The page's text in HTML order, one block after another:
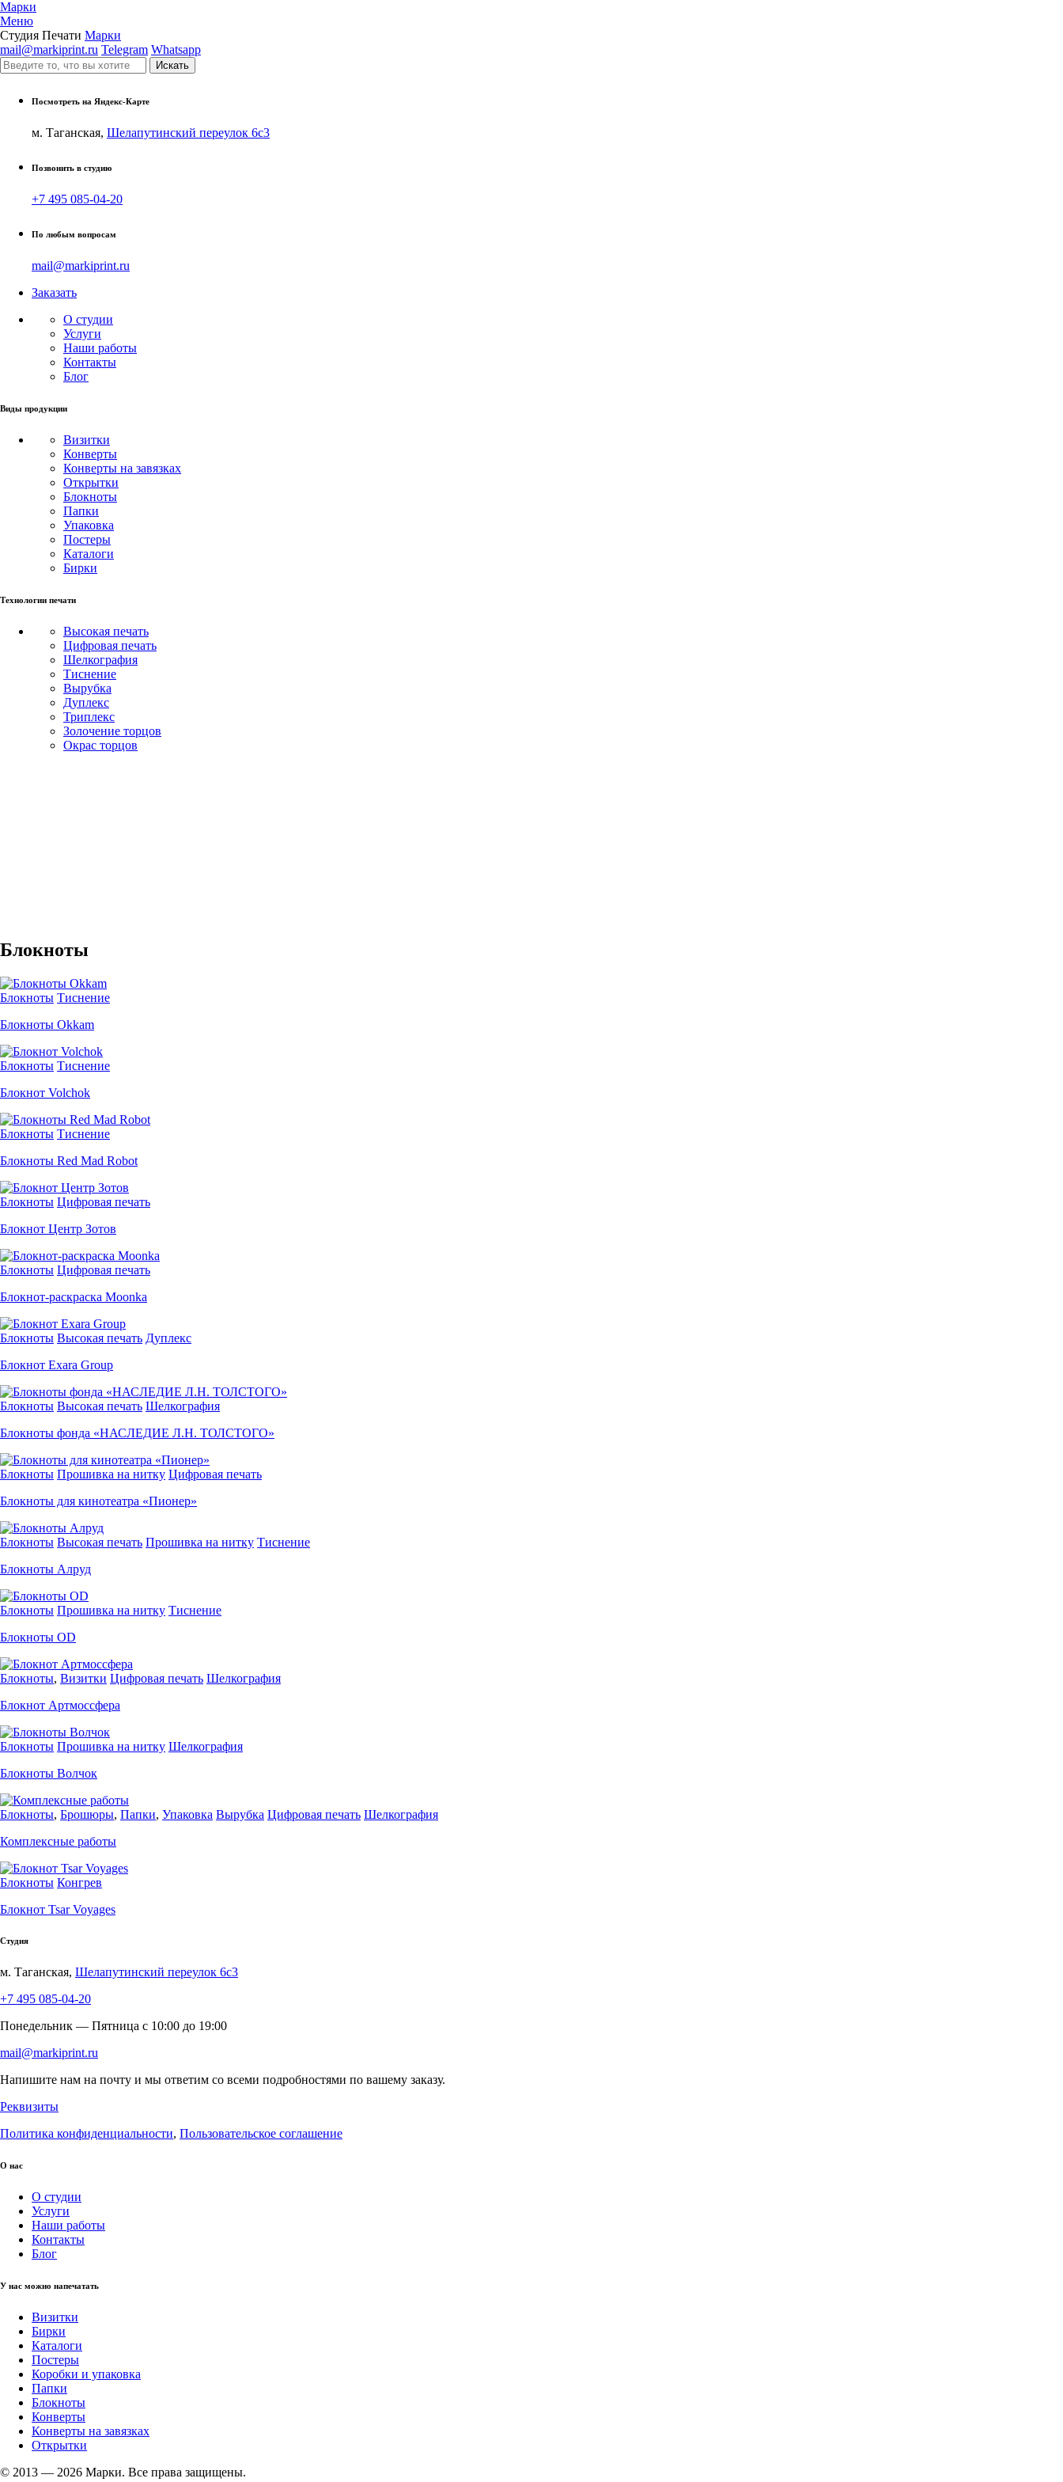
Марки
Меню
Студия Печати Марки
mail@markiprint.ru Telegram Whatsapp
Посмотреть на Яндекс-Карте
м. Таганская, Шелапутинский переулок 6с3
Позвонить в студию
+7 495 085-04-20
По любым вопросам
mail@markiprint.ru
Заказать
О студии
Услуги
Наши работы
Контакты
Блог
Виды продукции
Визитки
Конверты
Конверты на завязках
Открытки
Блокноты
Папки
Упаковка
Постеры
Каталоги
Бирки
Технологии печати
Высокая печать
Цифровая печать
Шелкография
Тиснение
Вырубка
Дуплекс
Триплекс
Золочение торцов
Окрас торцов
Блокноты
Блокноты Тиснение
Блокноты Оkkam
Блокноты Тиснение
Блокнот Volchok
Блокноты Тиснение
Блокноты Red Mad Robot
Блокноты Цифровая печать
Блокнот Центр Зотов
Блокноты Цифровая печать
Блокнот-раскраска Moonka
Блокноты Высокая печать Дуплекс
Блокнот Exara Group
Блокноты Высокая печать Шелкография
Блокноты фонда «НАСЛЕДИЕ Л.Н. ТОЛСТОГО»
Блокноты Прошивка на нитку Цифровая печать
Блокноты для кинотеатра «Пионер»
Блокноты Высокая печать Прошивка на нитку Тиснение
Блокноты Алруд
Блокноты Прошивка на нитку Тиснение
Блокноты OD
Блокноты, Визитки Цифровая печать Шелкография
Блокнот Артмоссфера
Блокноты Прошивка на нитку Шелкография
Блокноты Волчок
Блокноты, Брошюры, Папки, Упаковка Вырубка Цифровая печать Шелкография
Комплексные работы
Блокноты Конгрев
Блокнот Tsar Voyages
Студия
м. Таганская, Шелапутинский переулок 6с3
+7 495 085-04-20
Понедельник — Пятница c 10:00 до 19:00
mail@markiprint.ru
Напишите нам на почту и мы ответим со всеми подробностями по вашему заказу.
Реквизиты
Политика конфиденциальности, Пользовательское соглашение
О нас
О студии
Услуги
Наши работы
Контакты
Блог
У нас можно напечатать
Визитки
Бирки
Каталоги
Постеры
Коробки и упаковка
Папки
Блокноты
Конверты
Конверты на завязках
Открытки
© 2013 — 2026 Марки. Все права защищены.